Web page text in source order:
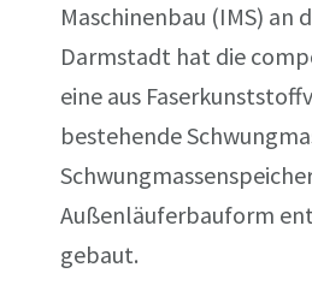
Maschinenbau (IMS) an
Darmstadt hat die
eine aus
bestehende
Außenläuferbauform
gebaut.